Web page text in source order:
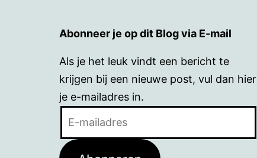
Abonneer je op dit Blog via E-mail
Als je het leuk vindt een bericht te
krijgen bij een nieuwe post, vul dan hier
je e-mailadres in.